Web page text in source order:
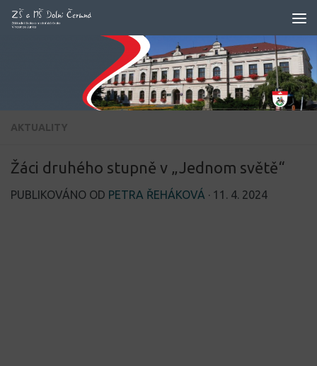
Skip to content
AKTUALITY
Žáci druhého stupně v „Jednom světě“
PUBLIKOVÁNO OD PETRA ŘEHÁKOVÁ · 11. 4. 2024